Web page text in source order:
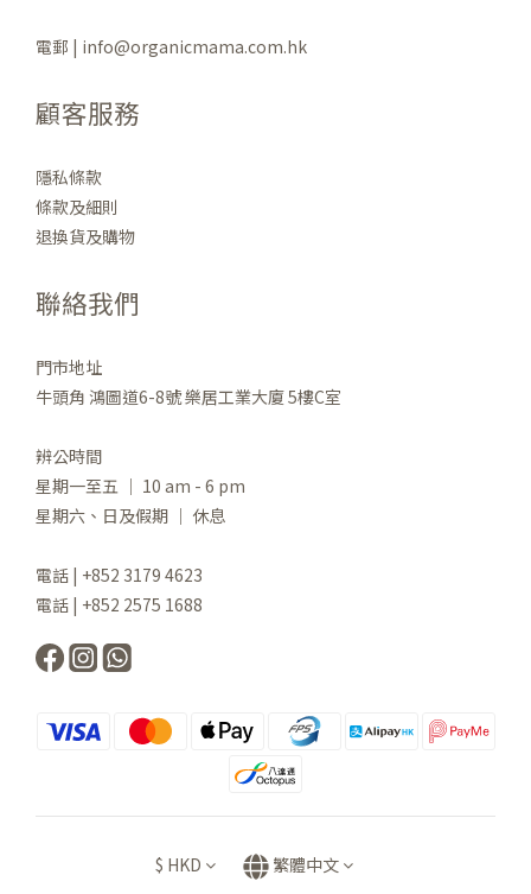
電郵 | info@organicmama.com.hk
顧客服務
隱私條款
條款及細則
退換貨及購物
聯絡我們
門市地址
牛頭角 鴻圖道6-8號 樂居工業大廈 5樓C室
辨公時間
星期一至五 ｜ 10 am - 6 pm
星期六、日及假期 ｜ 休息
電話 | +852 3179 4623
電話 | +852 2575 1688
$ HKD 繁體中文